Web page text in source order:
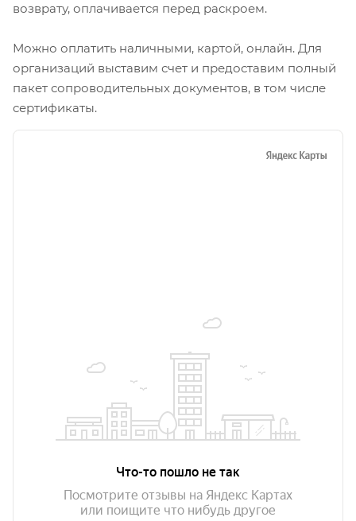
возврату, оплачивается перед раскроем.
Можно оплатить наличными, картой, онлайн. Для
организаций выставим счет и предоставим полный
пакет сопроводительных документов, в том числе
сертификаты.